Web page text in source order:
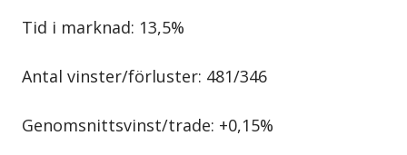
Tid i marknad: 13,5%
Antal vinster/förluster: 481/346
Genomsnittsvinst/trade: +0,15%